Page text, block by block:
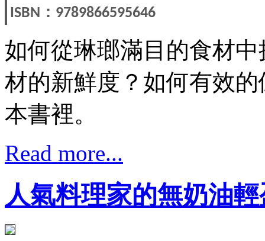
ISBN ： 9789866595646
如何從琳瑯滿目的食材
材的新鮮度？如何有效
本書裡。
Read more...
人氣料理家的無奶油